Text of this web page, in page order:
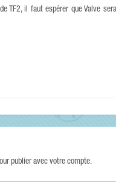
il faut espérer que Valve
publier avec votre compte.